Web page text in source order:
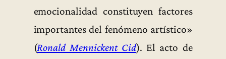
emocionalidad constituyen factores
importantes del fenómeno artístico»
(Ronald Mennickent Cid). El acto de